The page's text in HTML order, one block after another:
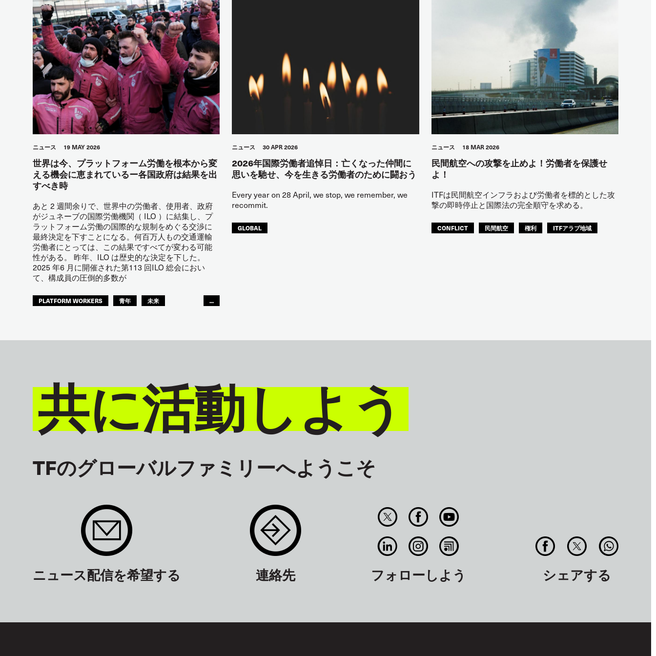
ニュース 19 MAY 2026
世界は今、プラットフォーム労働を根本から変
える機会に恵まれているー各国政府は結果を出
すべき時
あと 2 週間余りで、世界中の労働者、使用者、政府
がジュネーブの国際労働機関（ ILO ）に結集し、プ
ラットフォーム労働の国際的な規制をめぐる交渉に
最終決定を下すことになる。何百万人もの交通運輸
労働者にとっては、この結果ですべてが変わる可能
性がある。 昨年、ILO は歴史的な決定を下した。
2025 年6 月に開催された第113 回ILO 総会におい
て、構成員の圧倒的多数が
PLATFORM WORKERS 青年
未来
...
ニュース 30 APR 2026
2026年国際労働者追悼日：亡くなった仲間に
思いを馳せ、今を生きる労働者のために闘おう
Every year on 28 April, we stop, we remember, we
recommit.
GLOBAL
ニュース 18 MAR 2026
民間航空への攻撃を止めよ！労働者を保護せ
よ！
ITFは民間航空インフラおよび労働者を標的とした攻
撃の即時停止と国際法の完全順守を求める。
CONFLICT 民間航空 権利 ITFアラブ地域
共に活動しよう
TFのグローバルファミリーへようこそ
ニュース配信を希望する 連絡先 フォローしよう シェアする